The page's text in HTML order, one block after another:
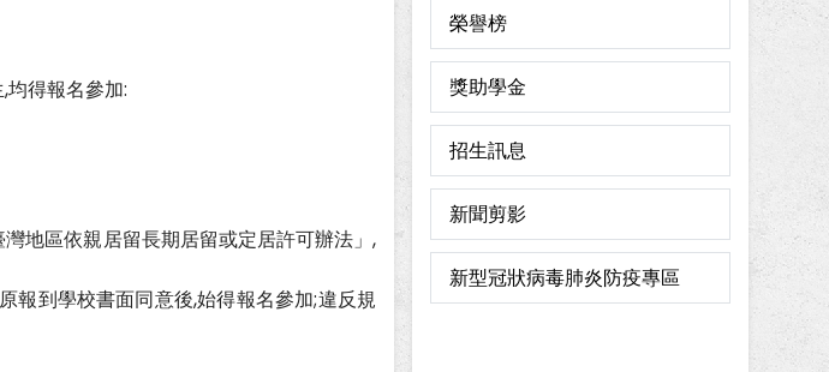
得報名參加:
地區依親居留長期居留或定居許可辦法」,
報到學校書面同意後,始得報名參加;違反規
榮譽榜
獎助學金
招生訊息
新聞剪影
新型冠狀病毒肺炎防疫專區